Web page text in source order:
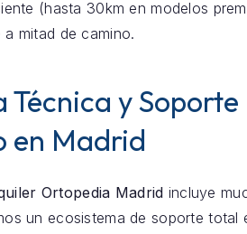
(hasta 30km en modelos
mitad de camino.
Técnica y Soporte
en Madrid
Ortopedia Madrid incluye
un ecosistema de soporte total